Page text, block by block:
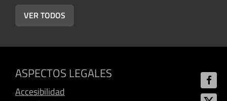
VER TODOS
ASPECTOS LEGALES
Accesibilidad